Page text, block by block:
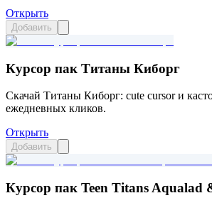
Открыть
Добавить
Курсор пак Титаны Киборг
Скачай Титаны Киборг: cute cursor и
ежедневных кликов.
Открыть
Добавить
Курсор пак Teen Titans Aqualad